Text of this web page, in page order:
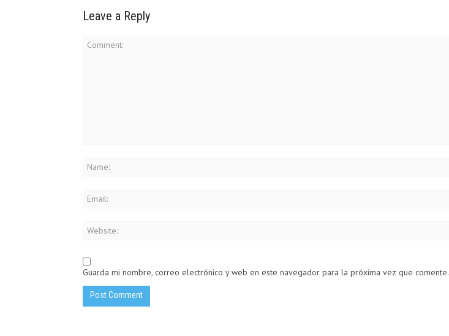
Leave a Reply
Guarda mi nombre, correo electrónico y web en este navegador para la próxima vez que comente.